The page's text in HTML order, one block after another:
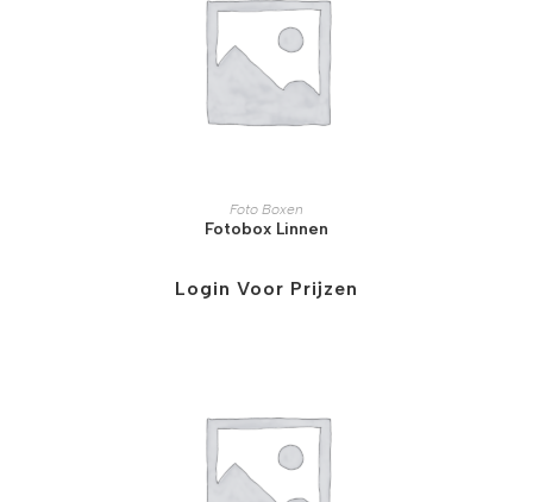
Foto Boxen
Fotobox Linnen
Login Voor Prijzen